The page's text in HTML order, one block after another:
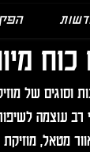
כוח
וסוגים של
עוצמה
מטאל,